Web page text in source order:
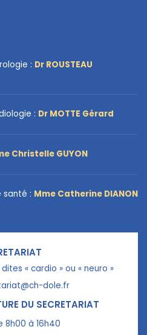
: Dr ROUSTEAU
: Dr MOTTE Gérard
Christelle GUYON
santé : Mme Catherine DIANON
« cardio » ou « neuro »
dole.fr
DU SECRETARIAT
8h00 à 16h40